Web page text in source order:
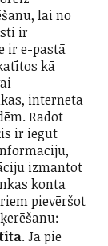
lai no
ir
ir e-pastā
kā
interneta
Radot
ir iegūt
izmantot
konta
pievēršot
. Ja pie